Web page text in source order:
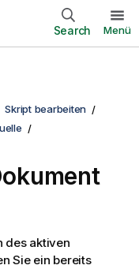
Search Menü
Skript bearbeiten
des aktiven
Sie ein bereits